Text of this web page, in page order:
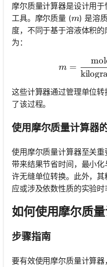
摩尔质量计算器是设计用
工具。摩尔质量 (m
m) 是溶
度，不同于基于溶液体积
为：
m =
这些计算器通过管理单位
了该过程。
使用摩尔质量计算器
使用摩尔质量计算器至关
带来结果节省时间，最小
许无缝单位转换。此外，
应或涉及依数性质的实验时
如何使用摩尔质
步骤指南
要有效使用摩尔质量计算器